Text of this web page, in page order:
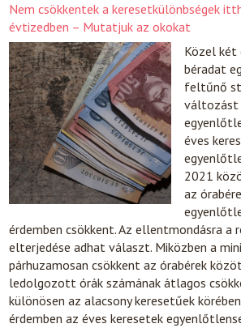
Nem csökkentek a keresetkülönbségek
évtizedben – Mutatjuk az okokat
Közel két
béradat
feltűnő
változást
éves
2021
az
érdemben csökkent. Az ellentmondásra a
elterjedése adhat választ. Miközben a
párhuzamosan csökkent az órabérek
ledolgozott órák számának átlagos
különösen az alacsony keresetűek
érdemben az éves keresetek